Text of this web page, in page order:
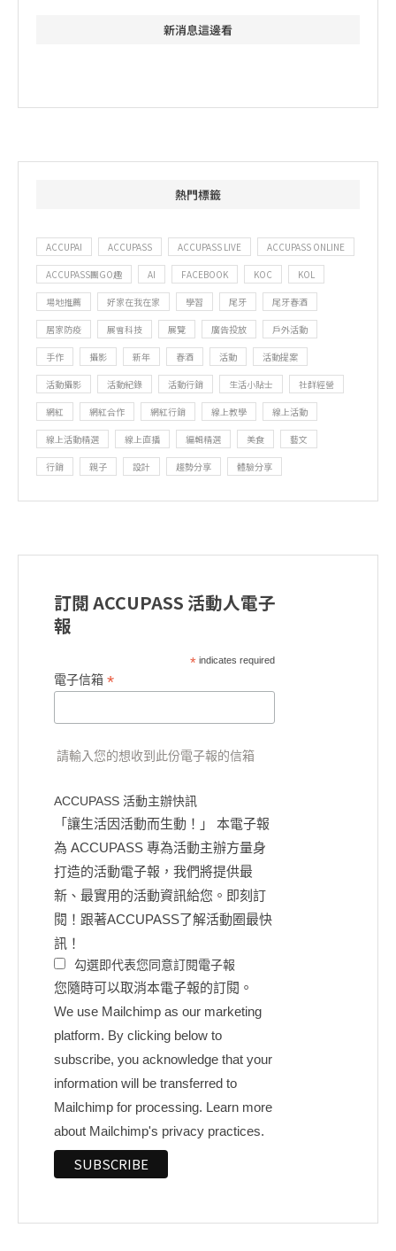
新消息這邊看
熱門標籤
ACCUPAI ACCUPASS ACCUPASS LIVE ACCUPASS ONLINE
ACCUPASS團GO趣 AI FACEBOOK KOC KOL
場地推薦 好家在我在家 學習 尾牙 尾牙春酒
居家防疫 展會科技 展覽 廣告投放 戶外活動
手作 攝影 新年 春酒 活動 活動提案
活動攝影 活動紀錄 活動行銷 生活小貼士 社群經營
網紅 網紅合作 網紅行銷 線上教學 線上活動
線上活動精選 線上直播 編輯精選 美食 藝文
行銷 親子 設計 趨勢分享 體驗分享
訂閱 ACCUPASS 活動人電子
報
*indicates required
電子信箱 *
請輸入您的想收到此份電子報的信箱
ACCUPASS 活動主辦快訊
「讓生活因活動而生動！」 本電子報
為 ACCUPASS 專為活動主辦方量身
打造的活動電子報，我們將提供最
新、最實用的活動資訊給您。即刻訂
閱！跟著ACCUPASS了解活動圈最快
訊！
勾選即代表您同意訂閱電子報
您隨時可以取消本電子報的訂閱。
We use Mailchimp as our marketing
platform. By clicking below to
subscribe, you acknowledge that your
information will be transferred to
Mailchimp for processing. Learn more
about Mailchimp's privacy practices.